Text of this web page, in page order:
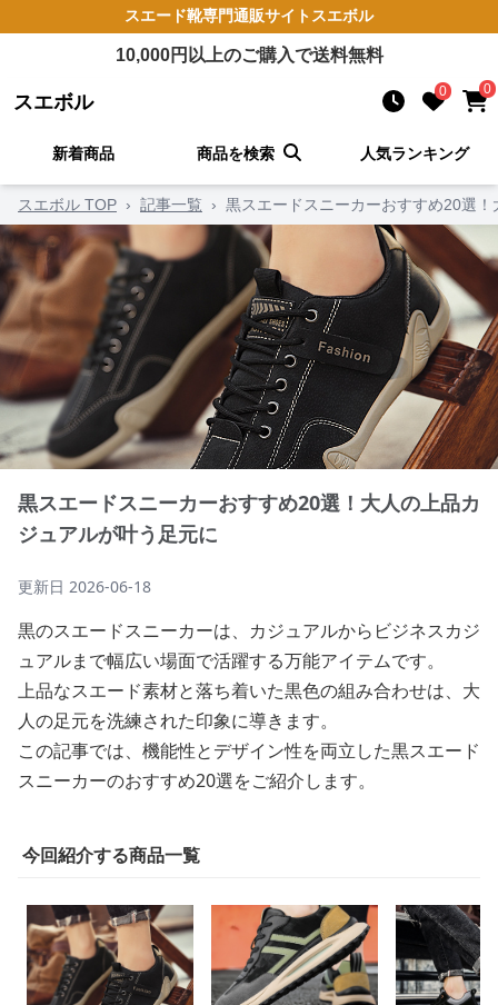
スエード靴専門通販サイト スエボル
10,000円以上のご購入で送料無料
スエボル 0 0
新着商品 商品を検索 人気ランキング
スエボル TOP › 記事一覧 › 黒スエードスニーカーおすすめ20選
黒スエードスニーカーおすすめ20選！大人の上品カ
ジュアルが叶う足元に
更新日 2026-06-18
黒のスエードスニーカーは、カジュアルからビジネスカジ
ュアルまで幅広い場面で活躍する万能アイテムです。
上品なスエード素材と落ち着いた黒色の組み合わせは、大
人の足元を洗練された印象に導きます。
この記事では、機能性とデザイン性を両立した黒スエード
スニーカーのおすすめ20選をご紹介します。
今回紹介する商品一覧